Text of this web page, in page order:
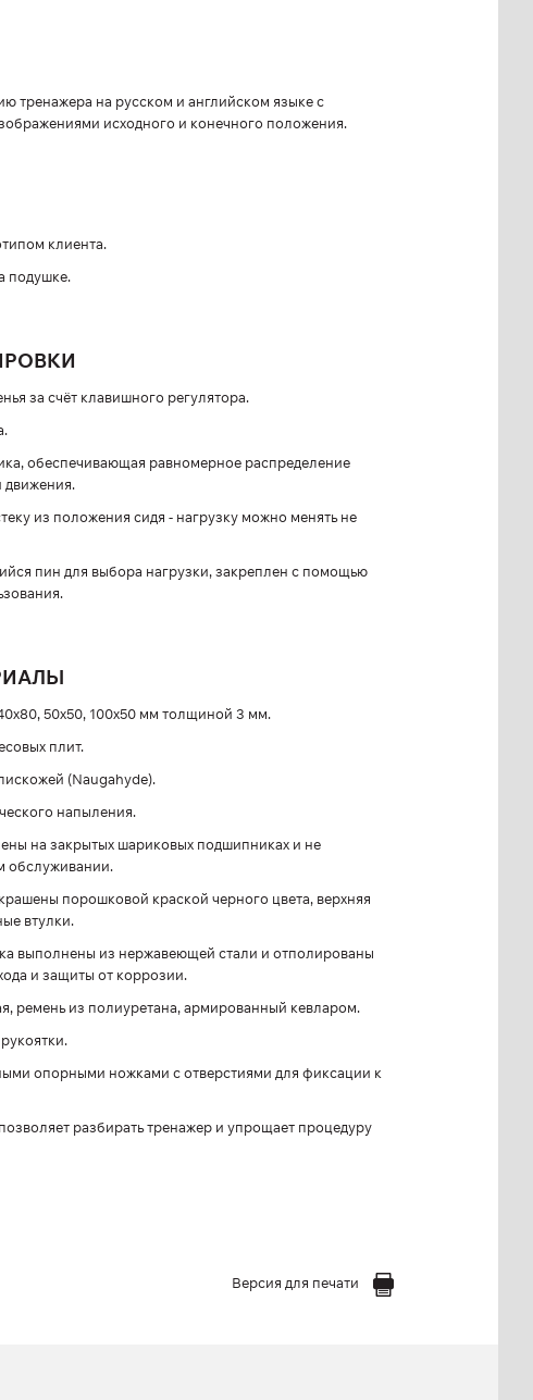
тренажера на русском и английском языке с
исходного и конечного положения.
клиента.
подушке.
за счёт клавишного регулятора.
обеспечивающая равномерное распределение
движения.
из положения сидя - нагрузку можно менять не
пин для выбора нагрузки, закреплен с помощью
50х50, 100х50 мм толщиной 3 мм.
плит.
(Naugahyde).
напыления.
на закрытых шариковых подшипниках и не
обслуживании.
порошковой краской черного цвета, верхняя
втулки.
выполнены из нержавеющей стали и отполированы
и защиты от коррозии.
ремень из полиуретана, армированный кевларом.
опорными ножками с отверстиями для фиксации к
разбирать тренажер и упрощает процедуру
Версия для печати